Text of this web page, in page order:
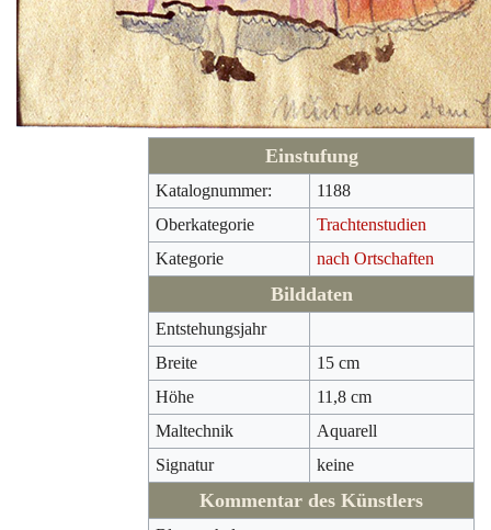
Einstufung
Katalognummer:
1188
Oberkategorie
Trachtenstudien
Kategorie
nach Ortschaften
Bilddaten
Entstehungsjahr
Breite
15 cm
Höhe
11,8 cm
Maltechnik
Aquarell
Signatur
keine
Kommentar des Künstlers